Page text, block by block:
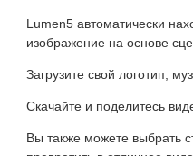
Lumen5 автоматически
изображение на основе
Загрузите свой логотип,
Скачайте и поделитесь
Вы также можете выбрать